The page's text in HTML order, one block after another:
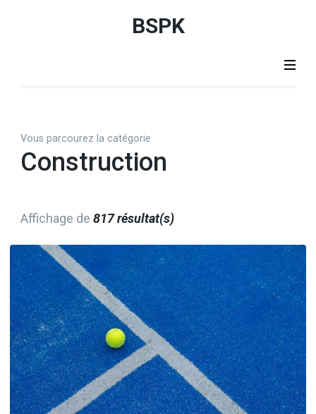
BSPK
Vous parcourez la catégorie
Construction
Affichage de 817 résultat(s)